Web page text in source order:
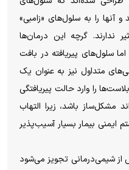
و آنها را به سلول‌های «زامبی»
ندارند. گرچه این درمان‌ها
سلول‌های پیریافته در بافت
متداول نیز به عنوان یک
را وارد حالت پیریافتگی
مشکل‌ساز باشد، زیرا التهاب
ایمنی بیمار بسیار آسیب‌پذیر
از شیمی‌درمانی تجویز می‌شود